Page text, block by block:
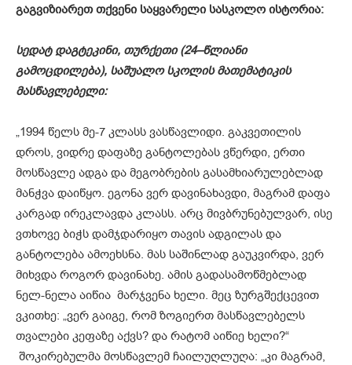
გაგვიზიარეთ თქვენი საყვარელი სასკოლო ისტორია:
სედატ დაგტეკინი, თურქეთი(24–წლიანი
გამოცდილება), საშუალო სკოლის მათემატიკის
მასწავლებელი:
„1994 წელს მე-7 კლასს ვასწავლიდი. გაკვეთილის
დროს, ვიდრე დაფაზე განტოლებას ვწერდი, ერთი
მოსწავლე ადგა და მეგობრების გასამხიარულებლად
მანჭვა დაიწყო. ეგონა ვერ დავინახავდი, მაგრამ დაფა
კარგად ირეკლავდა კლასს. არც მივბრუნებულვარ, ისე
ვთხოვე ბიჭს დამჯდარიყო თავის ადგილას და
განტოლება ამოეხსნა. მას საშინლად გაუკვირდა, ვერ
მიხვდა როგორ დავინახე. ამის გადასამოწმებლად
ნელ-ნელა აიწია მარჯვენა ხელი. მეც ზურგშექცევით
ვკითხე: „ვერ გაიგე, რომ ზოგიერთ მასწავლებელს
თვალები კეფაზე აქვს? და რატომ აიწიე ხელი?“
შოკირებულმა მოსწავლემ ჩაილუღლუღა: „კი მაგრამ,